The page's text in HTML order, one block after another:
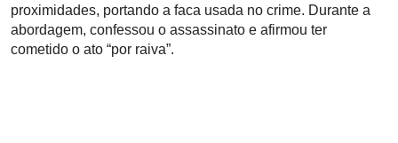
proximidades, portando a faca usada no crime. Durante a
abordagem, confessou o assassinato e afirmou ter
cometido o ato “por raiva”.